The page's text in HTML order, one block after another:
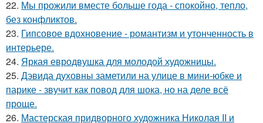
22. Мы прожили вместе больше года - спокойно, тепло,
без конфликтов.
23. Гипсовое вдохновение - романтизм и утонченность в
интерьере.
24. Яркая евродвушка для молодой художницы.
25. Дэвида духовны заметили на улице в мини-юбке и
парике - звучит как повод для шока, но на деле всё
проще.
26. Мастерская придворного художника Николая II и